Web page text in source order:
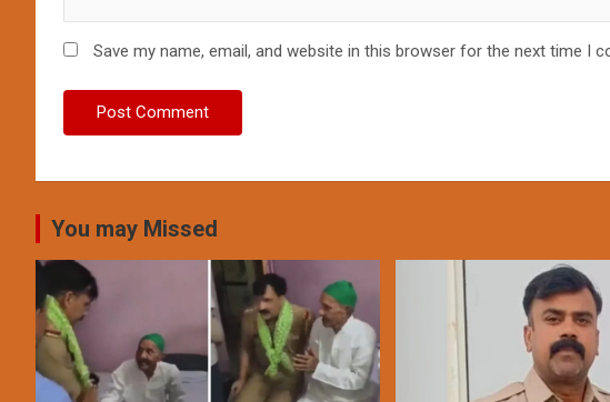
Save my name, email, and website in this browser for the next time I
You may Missed